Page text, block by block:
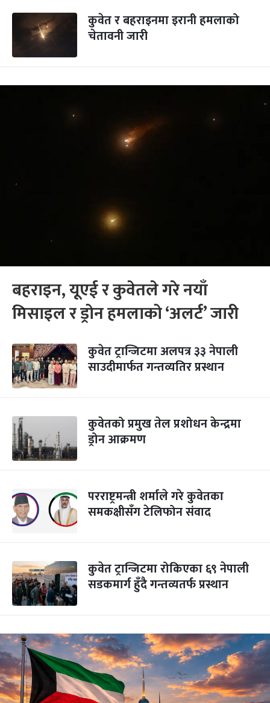
कुवेत र बहराइनमा इरानी हमलाको
चेतावनी जारी
बहराइन, यूएई र कुवेतले गरे नयाँ
मिसाइल र ड्रोन हमलाको ‘अलर्ट’ जारी
कुवेत ट्रान्जिटमा अलपत्र ३३ नेपाली
साउदीमार्फत गन्तव्यतिर प्रस्थान
कुवेतको प्रमुख तेल प्रशोधन केन्द्रमा
ड्रोन आक्रमण
परराष्ट्रमन्त्री शर्माले गरे कुवेतका
समकक्षीसँग टेलिफोन संवाद
कुवेत ट्रान्जिटमा रोकिएका ६९ नेपाली
सडकमार्ग हुँदै गन्तव्यतर्फ प्रस्थान